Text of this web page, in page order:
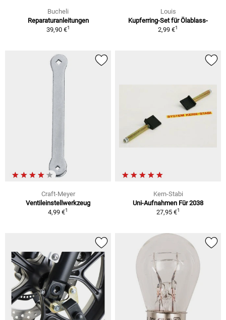
Bucheli
Reparaturanleitungen
39,90 €1
Louis
Kupferring-Set für Ölablass-
2,99 €1
Craft-Meyer
Ventileinstellwerkzeug
4,99 €1
Kern-Stabi
Uni-Aufnahmen Für 2038
27,95 €1